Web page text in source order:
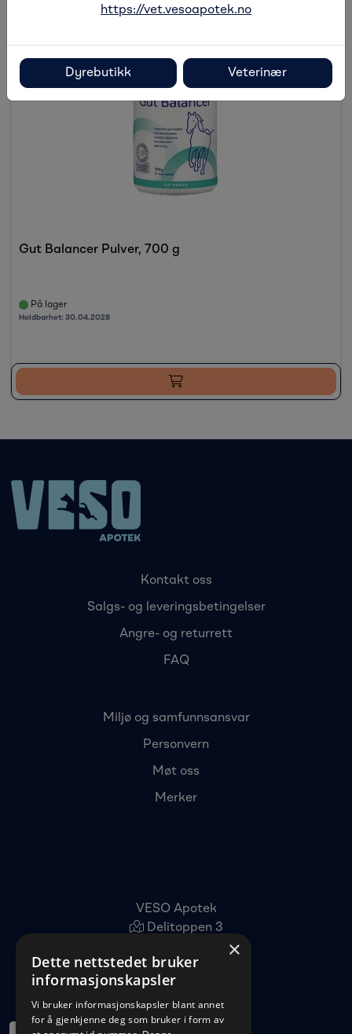
Gut Balancer Pulver, 700 g
På lager
Holdbarhet: 30.04.2028
Kontakt oss
Salgs- og leveringsbetingelser
Angre- og returrett
FAQ
Miljø og samfunnsansvar
Personvern
Møt oss
Merker
VESO Apotek
Delitoppen 3
22 96 11 00
kundeservice@veso.no
https://vet.vesoapotek.no
Dyrebutikk Veterinær
×
Dette nettstedet bruker
informasjonskapsler
Vi bruker informasjonskapsler blant annet
for å gjenkjenne deg som bruker i form av